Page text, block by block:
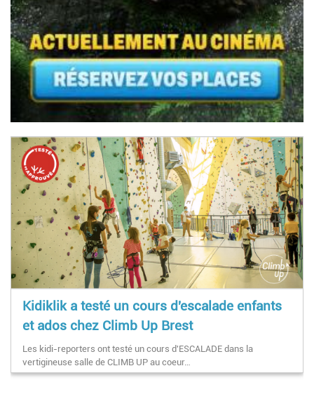
Kidiklik a testé un cours d'escalade enfants
et ados chez Climb Up Brest
Les kidi-reporters ont testé un cours d'ESCALADE dans la
vertigineuse salle de CLIMB UP au coeur…